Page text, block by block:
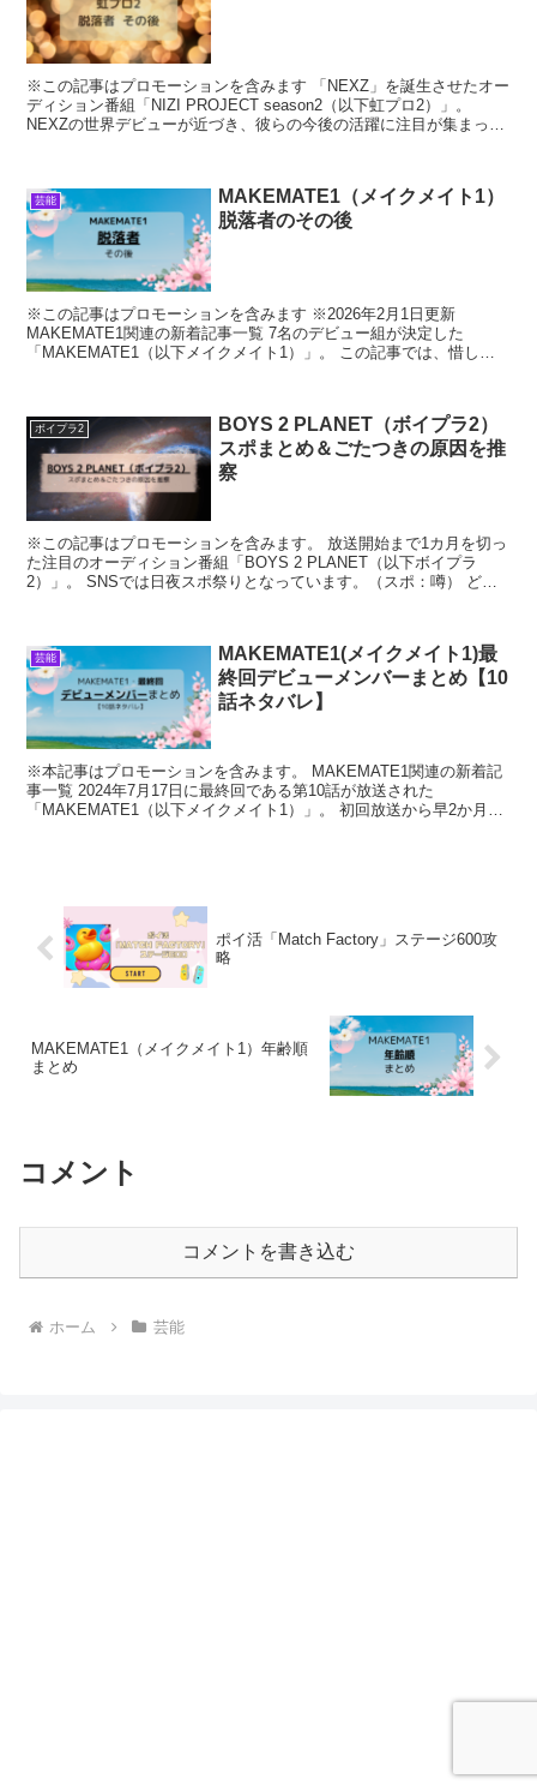
※この記事はプロモーションを含みます 「NEXZ」を誕生させたオー
ディション番組「NIZI PROJECT season2（以下虹プロ2）」。
NEXZの世界デビューが近づき、彼らの今後の活躍に注目が集まって
芸能
MAKEMATE1（メイクメイト1）
脱落者のその後
※この記事はプロモーションを含みます ※2026年2月1日更新
MAKEMATE1関連の新着記事一覧 7名のデビュー組が決定した
「MAKEMATE1（以下メイクメイト1）」。 この記事では、惜しく
ボイプラ2
BOYS 2 PLANET（ボイプラ2）
スポまとめ＆ごたつきの原因を推
察
※この記事はプロモーションを含みます。 放送開始まで1カ月を切っ
た注目のオーディション番組「BOYS 2 PLANET（以下ボイプラ
2）」。 SNSでは日夜スポ祭りとなっています。（スポ：噂） どん
芸能
MAKEMATE1(メイクメイト1)最
終回デビューメンバーまとめ【10
話ネタバレ】
※本記事はプロモーションを含みます。 MAKEMATE1関連の新着記
事一覧 2024年7月17日に最終回である第10話が放送された
「MAKEMATE1（以下メイクメイト1）」。 初回放送から早2か月。
ポイ活「Match Factory」ステージ600攻
略
MAKEMATE1（メイクメイト1）年齢順
まとめ
コメント
コメントを書き込む
ホーム 芸能